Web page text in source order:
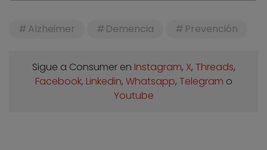
Alzheimer Demencia Prevención
Sigue a Consumer en Instagram, X, Threads,
Facebook, Linkedin, Whatsapp, Telegram o
Youtube